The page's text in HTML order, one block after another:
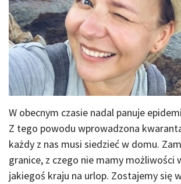
W obecnym czasie nadal panuje
Z tego powodu wprowadzona
każdy z nas musi siedzieć w domu.
granice, z czego nie mamy możliwości
jakiegoś kraju na urlop. Zostajemy się